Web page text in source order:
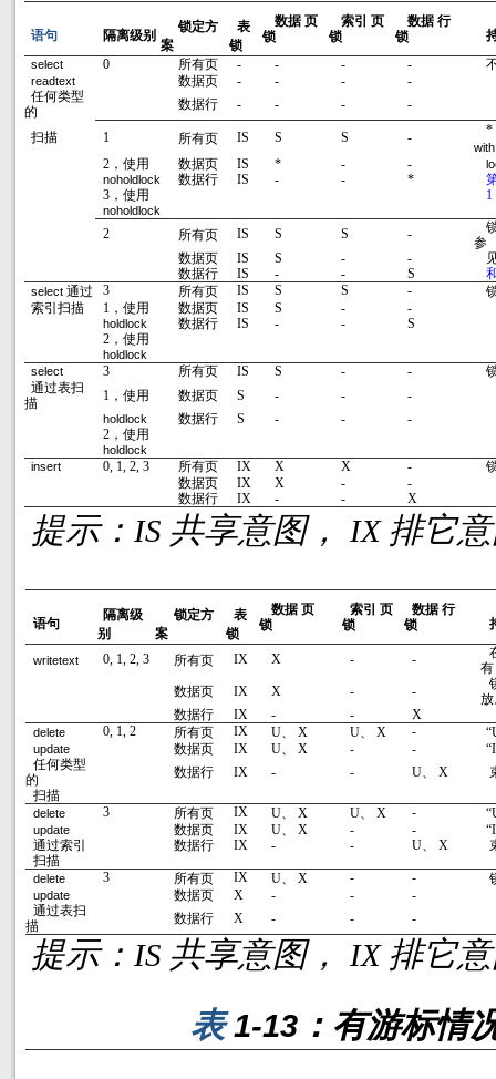
语句 隔离级别
锁定方
案
表
锁
数据 页
锁
索引 页
锁
数据 行
锁
select 0 所有页 - - - -
readtext 数据页 - - -
-
任何类型
的
数据行 - - - -
扫描 1 所有页 IS S S - *
with
2，使用 数据页 IS * - -
noholdlock
数据行 IS - - *
3，使用 1
noholdlock
2 所有页 IS S S -
参
数据页
IS S - -
数据行
IS - - S
select 通过 3 所有页 IS S S -
索引扫描
1，使用 数据页 IS S - -
holdlock 数据行 IS - -
S
2，使用
holdlock
select
3 所有页 IS S - -
通过表扫
描
1，使用 数据页 S - - -
holdlock 数据行 S - -
-
2，使用
holdlock
insert
0, 1, 2, 3 所有页 IX X X -
数据页
IX X -
-
数据行
IX - - X
提示： IS 共享意图， IX 排它
语句
隔离级
别
锁定方
案
表
锁
数据 页
锁
索引 页
锁
数据 行
锁
writetext 0, 1, 2, 3 所有页 IX X - -
有
数据页
IX X - -
数据行
IX - - X
delete 0, 1, 2 所有页 IX U、 X U、 X - “
update 数据页 IX U、 X - - “
任何类型
的
数据行 IX - - U、 X
扫描
delete 3 所有页 IX U、 X U、 X - “
update 数据页 IX U、 X - - “
通过索引
数据行 IX - - U、 X
扫描
delete 3 所有页 IX U、 X - -
update 数据页 X - -
-
通过表扫
描
数据行 X - - -
提示： IS 共享意图， IX 排它
表1-13 ：有游标情